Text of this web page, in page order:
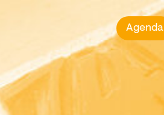
de l'Image impriméeAgenda